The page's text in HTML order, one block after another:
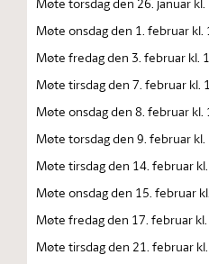
Møte onsdag den 1. februar kl.
Møte fredag den 3. februar kl.
Møte tirsdag den 7. februar kl.
Møte onsdag den 8. februar kl.
Møte torsdag den 9. februar kl.
Møte tirsdag den 14. februar
Møte onsdag den 15. februar
Møte fredag den 17. februar kl.
Møte tirsdag den 21. februar